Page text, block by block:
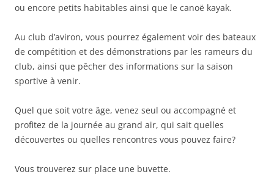
ou encore petits habitables ainsi que le canoë kayak.
Au club d’aviron, vous pourrez également voir des bateaux
de compétition et des démonstrations par les rameurs du
club, ainsi que pêcher des informations sur la saison
sportive à venir.
Quel que soit votre âge, venez seul ou accompagné et
profitez de la journée au grand air, qui sait quelles
découvertes ou quelles rencontres vous pouvez faire?
Vous trouverez sur place une buvette.